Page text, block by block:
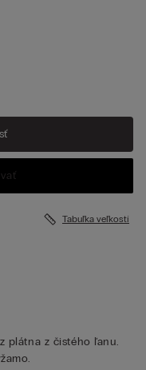
Tabuľka veľkostí
plátna z čistého ľanu.